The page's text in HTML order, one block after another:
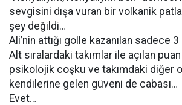
sevgisini dışa vuran bir volkanik
şey değildi…
Ali’nin attığı golle kazanılan sadece
Alt sıralardaki takımlar ile açılan puan
psikolojik coşku ve takımdaki diğer
kendilerine gelen güveni de cabası…
Evet…